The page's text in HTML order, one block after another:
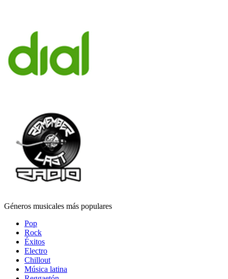
Géneros musicales más populares
Pop
Rock
Éxitos
Electro
Chillout
Música latina